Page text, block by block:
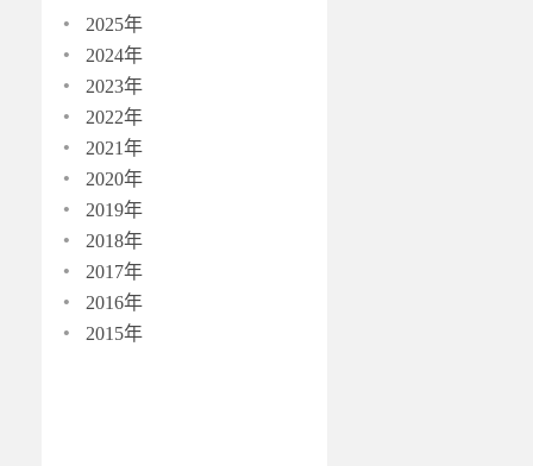
· 2025年
· 2024年
· 2023年
· 2022年
· 2021年
· 2020年
· 2019年
· 2018年
· 2017年
· 2016年
· 2015年